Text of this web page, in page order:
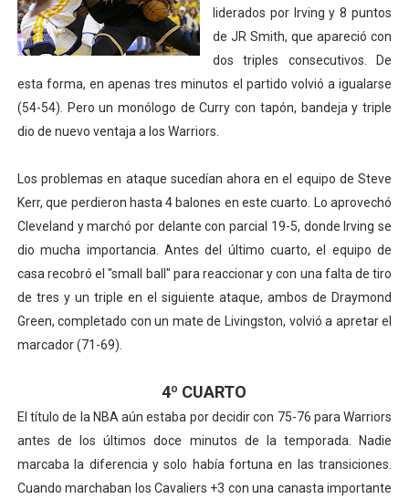
liderados por Irving y 8 puntos
de JR Smith, que apareció con
dos triples consecutivos. De
esta forma, en apenas tres minutos el partido volvió a igualarse
(54-54). Pero un monólogo de Curry con tapón, bandeja y triple
dio de nuevo ventaja a los Warriors.
Los problemas en ataque sucedían ahora en el equipo de Steve
Kerr, que perdieron hasta 4 balones en este cuarto. Lo aprovechó
Cleveland y marchó por delante con parcial 19-5, donde Irving se
dio mucha importancia. Antes del último cuarto, el equipo de
casa recobró el "small ball" para reaccionar y con una falta de tiro
de tres y un triple en el siguiente ataque, ambos de Draymond
Green, completado con un mate de Livingston, volvió a apretar el
marcador (71-69).
4º CUARTO
El título de la NBA aún estaba por decidir con 75-76 para Warriors
antes de los últimos doce minutos de la temporada. Nadie
marcaba la diferencia y solo había fortuna en las transiciones.
Cuando marchaban los Cavaliers +3 con una canasta importante